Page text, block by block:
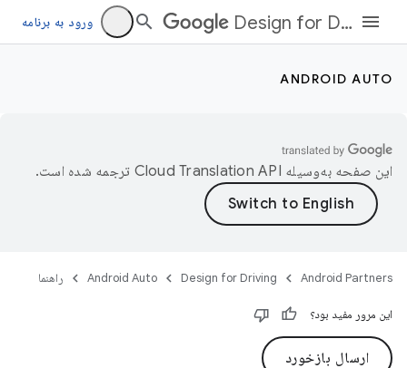
Design for Driving ورود به برنامه
ANDROID AUTO
این صفحه به‌وسیله ترجمه شده است.
Android Partners
Design for Driving
Android Auto راهنما
این مرور مفید بود؟
ارسال بازخورد